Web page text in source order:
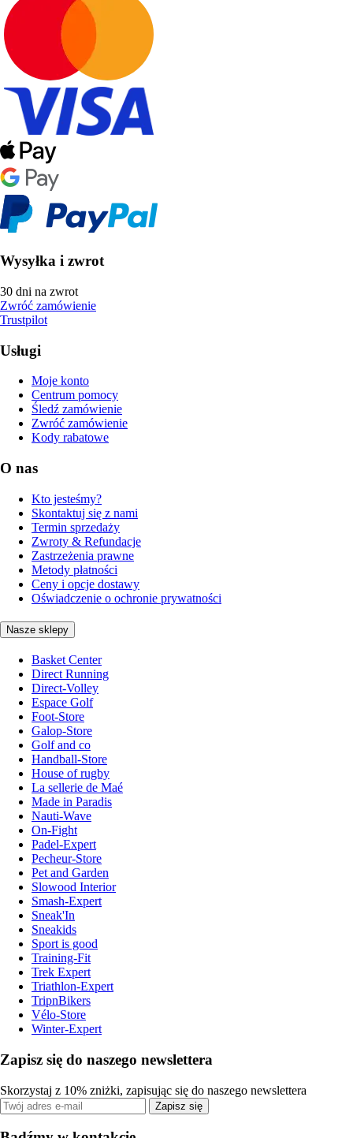
Wysyłka i zwrot
30 dni na zwrot
Zwróć zamówienie
Trustpilot
Usługi
Moje konto
Centrum pomocy
Śledź zamówienie
Zwróć zamówienie
Kody rabatowe
O nas
Kto jesteśmy?
Skontaktuj się z nami
Termin sprzedaży
Zwroty & Refundacje
Zastrzeżenia prawne
Metody płatności
Ceny i opcje dostawy
Oświadczenie o ochronie prywatności
Nasze sklepy
Basket Center
Direct Running
Direct-Volley
Espace Golf
Foot-Store
Galop-Store
Golf and co
Handball-Store
House of rugby
La sellerie de Maé
Made in Paradis
Nauti-Wave
On-Fight
Padel-Expert
Pecheur-Store
Pet and Garden
Slowood Interior
Smash-Expert
Sneak'In
Sneakids
Sport is good
Training-Fit
Trek Expert
Triathlon-Expert
TripnBikers
Vélo-Store
Winter-Expert
Zapisz się do naszego newslettera
Skorzystaj z 10% zniżki, zapisując się do naszego newslettera
Zapisz się